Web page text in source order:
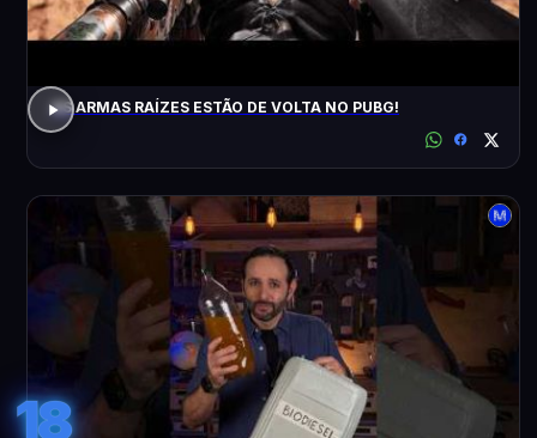
AS ARMAS RAÍZES ESTÃO DE VOLTA NO PUBG!
18